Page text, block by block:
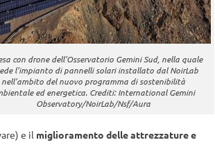
con drone dell’Osservatorio Gemini Sud, nella quale
l’impianto di pannelli solari installato dal NoirLab
nell’ambito del nuovo programma di sostenibilità
ed energetica. Crediti: International Gemini
Observatory/NoirLab/Nsf/Aura
e il miglioramento delle attrezzature e